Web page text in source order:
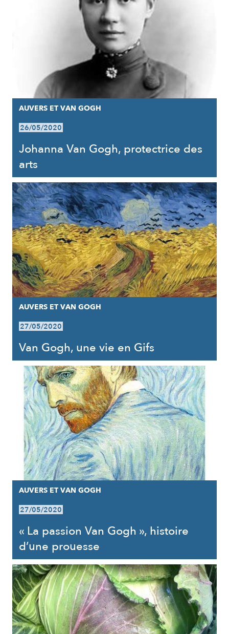
AUVERS ET VAN GOGH
26/05/2020
Johanna Van Gogh, protectrice des
arts
AUVERS ET VAN GOGH
27/05/2020
Van Gogh, une vie en Gifs
AUVERS ET VAN GOGH
27/05/2020
« La passion Van Gogh », histoire
d’une prouesse